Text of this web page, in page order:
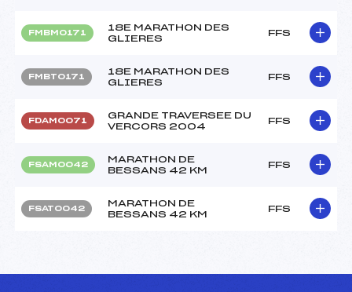
FMBM0171
18E MARATHON DES
GLIERES
FFS
FMBT0171
18E MARATHON DES
GLIERES
FFS
FDAM0071
GRANDE TRAVERSEE DU
VERCORS 2004
FFS
FSAM0042
MARATHON DE
BESSANS 42 KM
FFS
FSAT0042
MARATHON DE
BESSANS 42 KM
FFS